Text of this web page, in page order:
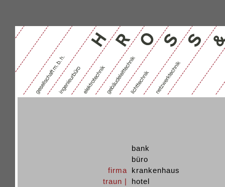
firma
traun |
bank
büro
krankenhaus
hotel